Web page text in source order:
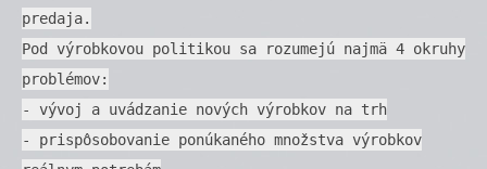
predaja.
Pod výrobkovou politikou sa rozumejú najmä 4 okruhy
problémov:
- vývoj a uvádzanie nových výrobkov na trh
- prispôsobovanie ponúkaného množstva výrobkov